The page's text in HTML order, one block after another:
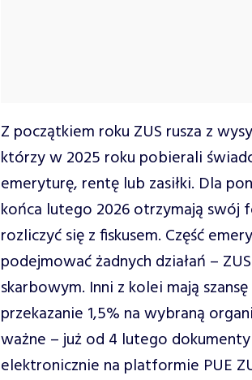
Z początkiem roku ZUS rusza z
którzy w 2025 roku pobierali
emeryturę, rentę lub zasiłki. Dla
końca lutego 2026 otrzymają
rozliczyć się z fiskusem. Część
podejmować żadnych działań –
skarbowym. Inni z kolei mają
przekazanie 1,5% na wybraną
ważne – już od 4 lutego
elektronicznie na platformie PUE